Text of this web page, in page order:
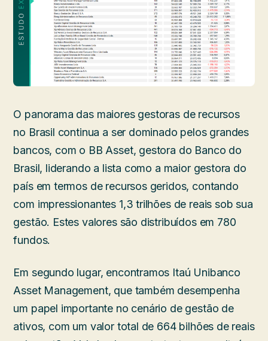
O panorama das maiores gestoras de recursos
no Brasil continua a ser dominado pelos grandes
bancos, com o BB Asset, gestora do Banco do
Brasil, liderando a lista como a maior gestora do
país em termos de recursos geridos, contando
com impressionantes 1,3 trilhões de reais sob sua
gestão. Estes valores são distribuídos em 780
fundos.
Em segundo lugar, encontramos Itaú Unibanco
Asset Management, que também desempenha
um papel importante no cenário de gestão de
ativos, com um valor total de 664 bilhões de reais